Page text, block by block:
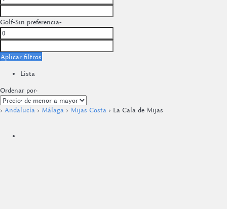
Golf-Sin preferencia-
Aplicar filtros
Lista
Ordenar por:
› Andalucía › Málaga › Mijas Costa › La Cala de Mijas